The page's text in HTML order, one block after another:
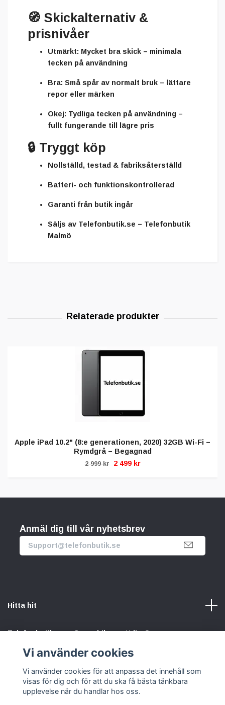
🧭 Skickalternativ &
prisnivåer
Utmärkt: Mycket bra skick – minimala
tecken på användning
Bra: Små spår av normalt bruk – lättare
repor eller märken
Okej: Tydliga tecken på användning –
fullt fungerande till lägre pris
🔒 Tryggt köp
Nollställd, testad & fabriksåterställd
Batteri- och funktionskontrollerad
Garanti från butik ingår
Säljs av Telefonbutik.se – Telefonbutik
Malmö
Apple iPad 10.2" (8:e generationen, 2020) 32GB Wi-Fi –
Rymdgrå – Begagnad
2 999 kr 2 499 kr
Anmäl dig till vår nyhetsbrev
Hitta hit
Telefonbutik.se – Ge mobilen nytt liv. Spara pengar.
Sociala medier
Vi använder cookies
Vi använder cookies för att anpassa det innehåll som
visas för dig och för att du ska få bästa tänkbara
upplevelse när du handlar hos oss.